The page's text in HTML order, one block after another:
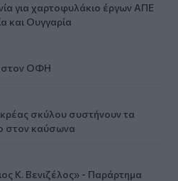
για χαρτοφυλάκιο έργων ΑΠΕ
και Ουγγαρία
στον ΟΦΗ
σκύλου συστήνουν τα
στον καύσωνα
Κ. Βενιζέλος» - Παράρτημα